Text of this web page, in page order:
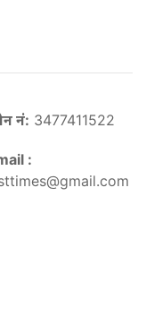
नं: 3477411522
: